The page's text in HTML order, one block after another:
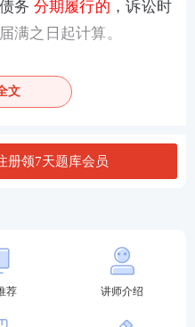
务 分期履行的 ，诉讼时
满之日起计算。
行期限不明确的债的请求
以确定履行期限的，诉
权人要求债务人履行义
但债务人在债权人第一
不履行义务的，诉讼时
请求权，应当自权利人
起算。
文
册领7天题库会员
荐 讲师介绍